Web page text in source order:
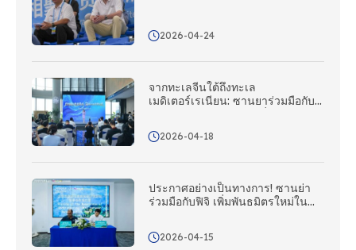
2026-04-24
จากทะเลจีนใต้ถึงทะเล
เมดิเตอร์เรเนียน: ซานยาร่วมมือกับ
อิตาลี; สถานี Silk Road เปิดตัวใน
วันนี้2026-04-18
ประกาศอย่างเป็นทางการ! ซานย่า
ร่วมมือกับฟิจิ เพิ่มพันธมิตรใหม่ใน
ระหว่างประเทศ!
2026-04-15